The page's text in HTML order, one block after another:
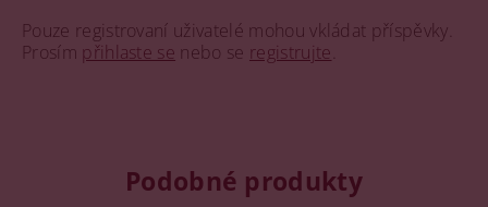
Pouze registrovaní uživatelé mohou vkládat příspěvky.
Prosím přihlaste se nebo se registrujte
Podobné produkty